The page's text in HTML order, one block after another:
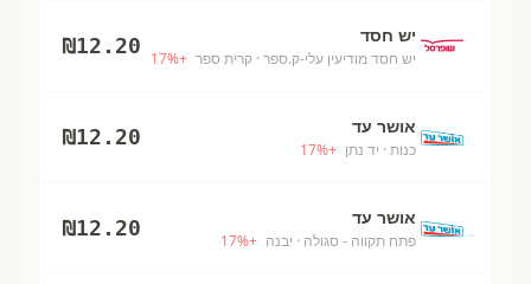
יש חסד
יש חסד מודיעין עלי-ק.ספר · קרית ספר +
17%
₪12.20
אושר עד
כנות · יד נתן +
17%
₪12.20
אושר עד
פתח תקווה - סגולה · יבנה +
17%
₪12.20